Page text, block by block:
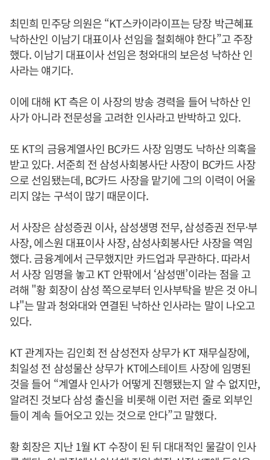
최민희 민주당 의원은 “KT스카이라이프는 당장 박근혜표
낙하산인 이남기 대표이사 선임을 철회해야 한다”고 주장
했다. 이남기 대표이사 선임은 청와대의 보은성 낙하산 인
사라는 얘기다.
이에 대해 KT 측은 이 사장의 방송 경력을 들어 낙하산 인
사가 아니라 전문성을 고려한 인사라고 반박하고 있다.
또 KT의 금융계열사인 BC카드 사장 임명도 낙하산 의혹을
받고 있다. 서준희 전 삼성사회봉사단 사장이 BC카드 사장
으로 선임됐는데, BC카드 사장을 맡기에 그의 이력이 어울
리지 않는 구석이 많기 때문이다.
서 사장은 삼성증권 이사, 삼성생명 전무, 삼성증권 전무·부
사장, 에스원 대표이사 사장, 삼성사회봉사단 사장을 역임
했다. 금융계에서 근무했지만 카드업과 무관하다. 따라서
서 사장 임명을 놓고 KT 안팎에서 ‘삼성맨’이라는 점을 고
려해 "황 회장이 삼성 쪽으로부터 인사부탁을 받은 것 아니
냐"는 말과 청와대와 연결된 낙하산 인사라는 말이 나오고
있다.
KT 관계자는 김인회 전 삼성전자 상무가 KT 재무실장에,
최일성 전 삼성물산 상무가 KT에스테이트 사장에 임명된
것을 들어 “계열사 인사가 어떻게 진행됐는지 알 수 없지만,
알려진 것보다 삼성 출신을 비롯해 이런 저런 줄로 외부인
들이 계속 들어오고 있는 것으로 안다”고 말했다.
황 회장은 지난 1월 KT 수장이 된 뒤 대대적인 물갈이 인사